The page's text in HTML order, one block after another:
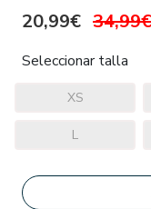
20,99€ 34,99€
Seleccionar talla
XS
L